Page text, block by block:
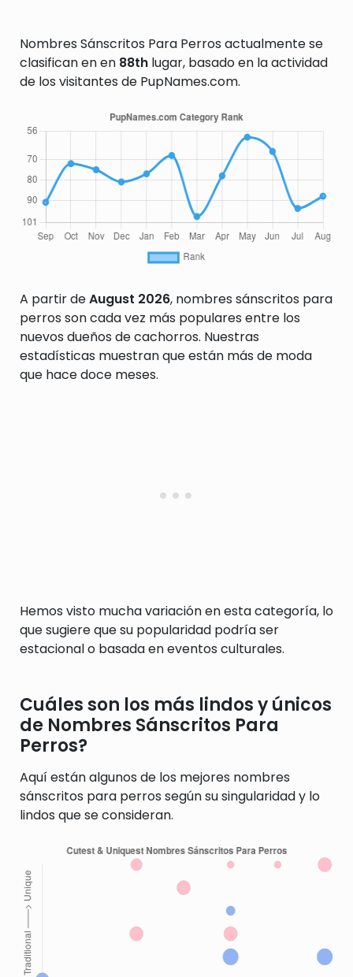
Nombres Sánscritos Para Perros actualmente se
clasifican en en 88th lugar, basado en la actividad
de los visitantes de PupNames.com.
A partir deAugust 2026, nombres sánscritos para
perros son cada vez más populares entre los
nuevos dueños de cachorros. Nuestras
estadísticas muestran que están más de moda
que hace doce meses.
Hemos visto mucha variación en esta categoría, lo
que sugiere que su popularidad podría ser
estacional o basada en eventos culturales.
Cuáles son los más lindos y únicos
de Nombres Sánscritos Para
Perros?
Aquí están algunos de los mejores nombres
sánscritos para perros según su singularidad y lo
lindos que se consideran.